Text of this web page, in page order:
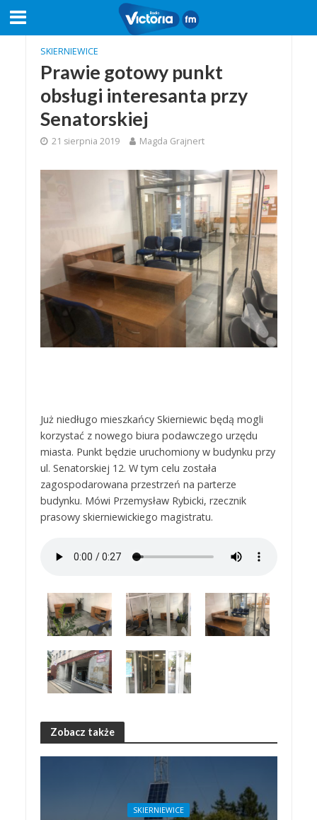
SKIERNIEWICE
Prawie gotowy punkt
obsługi interesanta przy
Senatorskiej
21 sierpnia 2019 Magda Grajnert
Już niedługo mieszkańcy Skierniewic będą mogli
korzystać z nowego biura podawczego urzędu
miasta. Punkt będzie uruchomiony w budynku przy
ul. Senatorskiej 12. W tym celu została
zagospodarowana przestrzeń na parterze
budynku. Mówi Przemysław Rybicki, rzecznik
prasowy skierniewickiego magistratu.
Zobacz także
SKIERNIEWICE